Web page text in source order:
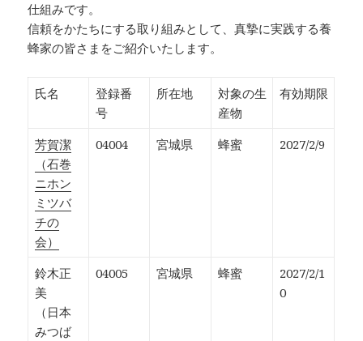
仕組みです。
信頼をかたちにする取り組みとして、真摯に実践する養
蜂家の皆さまをご紹介いたします。
氏名
登録番
号
所在地
対象の生
産物
有効期限
芳賀潔
（石巻
ニホン
ミツバ
チの
会）
04004 宮城県 蜂蜜 2027/2/9
鈴木正
美
（日本
みつば
04005 宮城県 蜂蜜
2027/2/1
0